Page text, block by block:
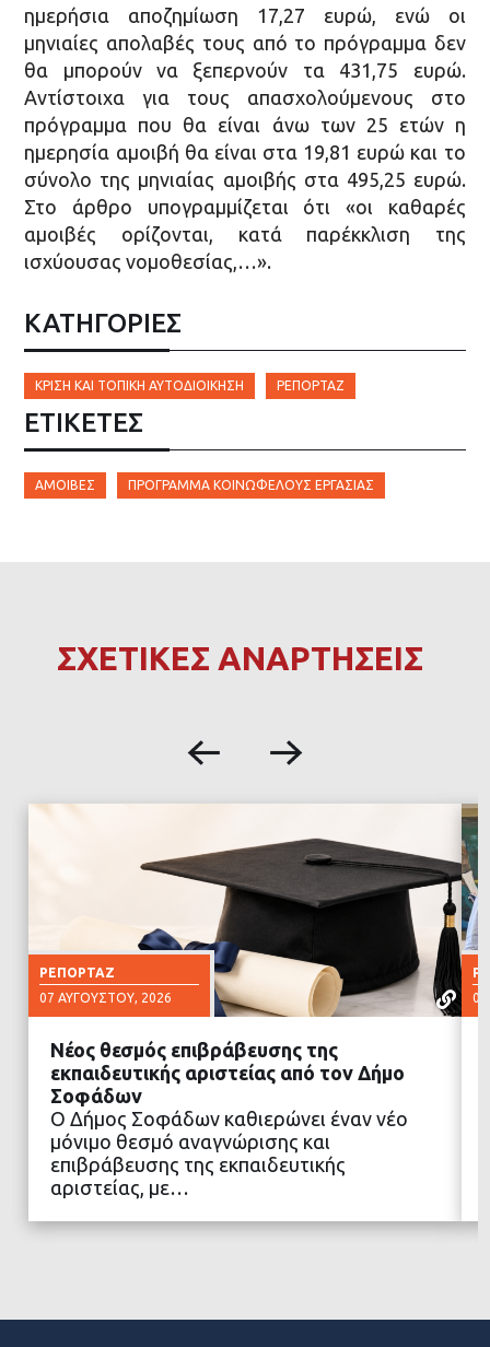
ημερήσια αποζημίωση 17,27 ευρώ, ενώ οι
μηνιαίες απολαβές τους από το πρόγραμμα δεν
θα μπορούν να ξεπερνούν τα 431,75 ευρώ.
Αντίστοιχα για τους απασχολούμενους στο
πρόγραμμα που θα είναι άνω των 25 ετών η
ημερησία αμοιβή θα είναι στα 19,81 ευρώ και το
σύνολο της μηνιαίας αμοιβής στα 495,25 ευρώ.
Στο άρθρο υπογραμμίζεται ότι «οι καθαρές
αμοιβές ορίζονται, κατά παρέκκλιση της
ισχύουσας νομοθεσίας,…».
ΚΑΤΗΓΟΡΙΕΣ
ΚΡΊΣΗ ΚΑΙ ΤΟΠΙΚΉ ΑΥΤΟΔΙΟΊΚΗΣΗ ΡΕΠΟΡΤΆΖ
ΕΤΙΚΈΤΕΣ
ΑΜΟΙΒΈΣ ΠΡΌΓΡΑΜΜΑ ΚΟΙΝΩΦΕΛΟΎΣ ΕΡΓΑΣΊΑΣ
ΣΧΕΤΙΚΕΣ ΑΝΑΡΤΗΣΕΙΣ
ΡΕΠΟΡΤΆΖ
07 ΑΥΓΟΎΣΤΟΥ, 2026
ΔΙΑΒΑΣΤΕ ΠΕΡΙΣΣΟΤΕΡΑ
Νέος θεσμός επιβράβευσης της
εκπαιδευτικής αριστείας από τον Δήμο
Σοφάδων
Ο Δήμος Σοφάδων καθιερώνει έναν νέο
μόνιμο θεσμό αναγνώρισης και
επιβράβευσης της εκπαιδευτικής
αριστείας, με…